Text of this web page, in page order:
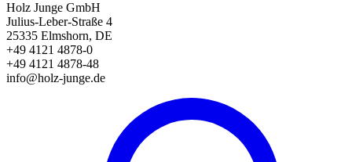
Holz Junge GmbH
Julius-Leber-Straße 4
25335 Elmshorn, DE
+49 4121 4878-0
+49 4121 4878-48
info@holz-junge.de